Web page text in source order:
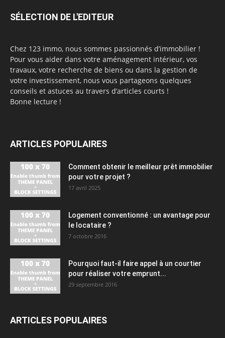
SÉLECTION DE L'EDITEUR
Chez 123 immo, nous sommes passionnés d’immobilier !
Pour vous aider dans votre aménagement intérieur, vos
travaux, votre recherche de biens ou dans la gestion de
votre investissement, nous vous partageons quelques
conseils et astuces au travers d’articles courts !
Bonne lecture !
ARTICLES POPULAIRES
Comment obtenir le meilleur prêt immobilier
pour votre projet ?
17 avril 2025
Logement conventionné : un avantage pour
le locataire ?
7 octobre 2016
Pourquoi faut-il faire appel à un courtier
pour réaliser votre emprunt...
29 septembre 2016
ARTICLES POPULAIRES